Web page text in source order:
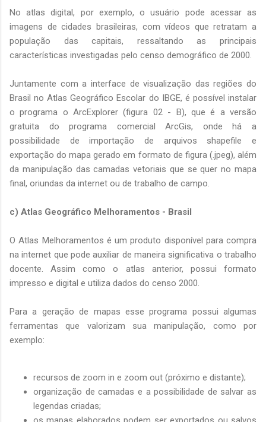
No atlas digital, por exemplo, o usuário pode acessar as
imagens de cidades brasileiras, com vídeos que retratam a
população das capitais, ressaltando as principais
características investigadas pelo censo demográfico de 2000.
Juntamente com a interface de visualização das regiões do
Brasil no Atlas Geográfico Escolar do IBGE, é possível instalar
o programa o ArcExplorer (figura 02 - B), que é a versão
gratuita do programa comercial ArcGis, onde há a
possibilidade de importação de arquivos shapefile e
exportação do mapa gerado em formato de figura (.jpeg), além
da manipulação das camadas vetoriais que se quer no mapa
final, oriundas da internet ou de trabalho de campo.
c) Atlas Geográfico Melhoramentos - Brasil
O Atlas Melhoramentos é um produto disponível para compra
na internet que pode auxiliar de maneira significativa o trabalho
docente. Assim como o atlas anterior, possui formato
impresso e digital e utiliza dados do censo 2000.
Para a geração de mapas esse programa possui algumas
ferramentas que valorizam sua manipulação, como por
exemplo:
recursos de zoom in e zoom out (próximo e distante);
organização de camadas e a possibilidade de salvar as
legendas criadas;